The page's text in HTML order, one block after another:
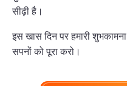
सीढ़ी है।
इस खास दिन पर हमारी
सपनों को पूरा करो।